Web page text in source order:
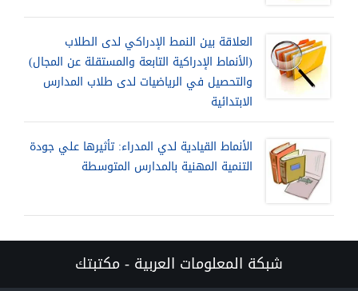
العلاقة بين النمط الإدراكي لدى الطلاب
(الأنماط الإدراكية التابعة والمستقلة عن المجال)
والتحصيل في الرياضيات لدى طلاب المدارس
الابتدائية
الأنماط القيادية لدي المدراء: تأثيرها علي جودة
التنمية المهنية بالمدارس المتوسطة
شبكة المعلومات العربية - مكتبتك